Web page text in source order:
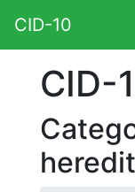
CID-10
CID-